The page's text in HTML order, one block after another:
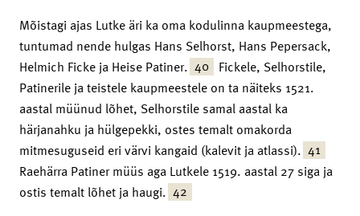
Mõistagi ajas Lutke äri ka oma kodulinna kaupmeestega,
tuntumad nende hulgas Hans Selhorst, Hans Pepersack,
Helmich Ficke ja Heise Patiner. 40 Fickele, Selhorstile,
Patinerile ja teistele kaupmeestele on ta näiteks 1521.
aastal müünud lõhet, Selhorstile samal aastal ka
härjanahku ja hülgepekki, ostes temalt omakorda
mitmesuguseid eri värvi kangaid (kalevit ja atlassi). 41
Raehärra Patiner müüs aga Lutkele 1519. aastal 27 siga ja
ostis temalt lõhet ja haugi. 42